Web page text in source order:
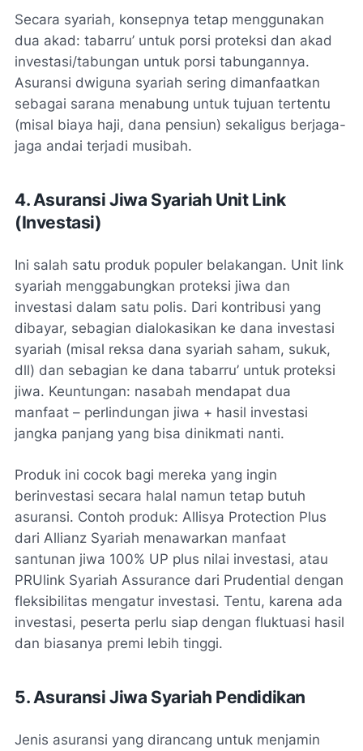
Secara syariah, konsepnya tetap menggunakan
dua akad: tabarru’ untuk porsi proteksi dan akad
investasi/tabungan untuk porsi tabungannya.
Asuransi dwiguna syariah sering dimanfaatkan
sebagai sarana menabung untuk tujuan tertentu
(misal biaya haji, dana pensiun) sekaligus berjaga-
jaga andai terjadi musibah.
4. Asuransi Jiwa Syariah Unit Link
(Investasi)
Ini salah satu produk populer belakangan. Unit link
syariah menggabungkan proteksi jiwa dan
investasi dalam satu polis. Dari kontribusi yang
dibayar, sebagian dialokasikan ke dana investasi
syariah (misal reksa dana syariah saham, sukuk,
dll) dan sebagian ke dana tabarru’ untuk proteksi
jiwa. Keuntungan: nasabah mendapat dua
manfaat – perlindungan jiwa + hasil investasi
jangka panjang yang bisa dinikmati nanti.
Produk ini cocok bagi mereka yang ingin
berinvestasi secara halal namun tetap butuh
asuransi. Contoh produk: Allisya Protection Plus
dari Allianz Syariah menawarkan manfaat
santunan jiwa 100% UP plus nilai investasi, atau
PRUlink Syariah Assurance dari Prudential dengan
fleksibilitas mengatur investasi. Tentu, karena ada
investasi, peserta perlu siap dengan fluktuasi hasil
dan biasanya premi lebih tinggi.
5. Asuransi Jiwa Syariah Pendidikan
Jenis asuransi yang dirancang untuk menjamin